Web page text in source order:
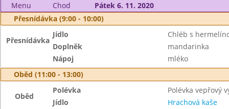
Menu
Chod
Pátek 6. 11. 2020
Přesnídávka (9:00 - 10:00)
Přesnídávka
Jídlo
Chléb s
Doplněk
mandarinka
Nápoj
mléko
Oběd (11:00 - 13:00)
Oběd
Polévka
Polévka vepřový
Jídlo
Hrachová kaše